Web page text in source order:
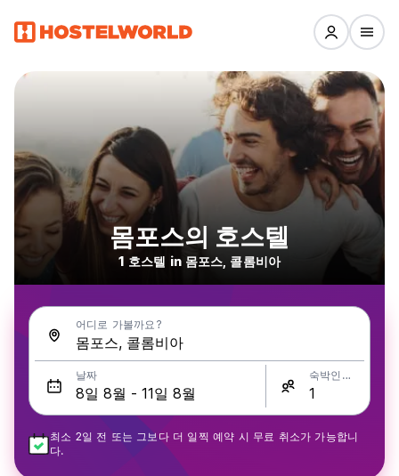
몸포스의 호스텔
1 호스텔 in 몸포스, 콜롬비아
어디로 가볼까요?
날짜 숙박인원
최소 2일 전 또는 그보다 더 일찍 예약 시 무료 취소가 가능합니
다.